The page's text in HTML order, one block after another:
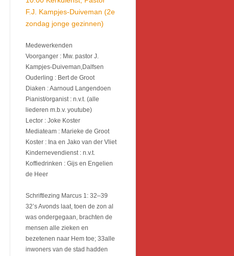
F.J. Kampjes-Duiveman (2e
zondag jonge gezinnen)
Medewerkenden
Voorganger : Mw. pastor J.
Kampjes-Duiveman,Dalfsen
Ouderling : Bert de Groot
Diaken : Aarnoud Langendoen
Pianist/organist : n.v.t. (alle
liederen m.b.v. youtube)
Lector : Joke Koster
Mediateam : Marieke de Groot
Koster : Ina en Jako van der Vliet
Kindernevendienst : n.v.t.
Koffiedrinken : Gijs en Engelien
de Heer
Schriftlezing Marcus 1: 32–39
32’s Avonds laat, toen de zon al
was ondergegaan, brachten de
mensen alle zieken en
bezetenen naar Hem toe; 33alle
inwoners van de stad hadden